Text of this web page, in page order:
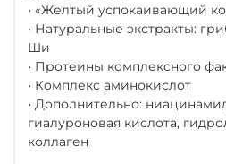
• «Желтый успокаивающий
• Натуральные экстракты:
Ши
• Протеины комплексного
• Комплекс аминокислот
• Дополнительно:
гиалуроновая кислота,
коллаген